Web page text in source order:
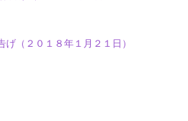
げ（２０１８年１月２１日）